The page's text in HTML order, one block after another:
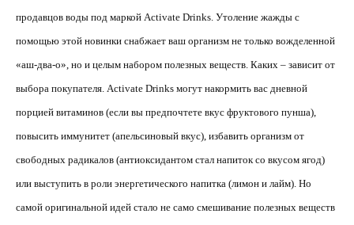
продавцов воды под маркой Activate Drinks. Утоление жажды с
помощью этой новинки снабжает ваш организм не только вожделенной
«аш-два-о», но и целым набором полезных веществ. Каких – зависит от
выбора покупателя. Activate Drinks могут накормить вас дневной
порцией витаминов (если вы предпочтете вкус фруктового пунша),
повысить иммунитет (апельсиновый вкус), избавить организм от
свободных радикалов (антиоксидантом стал напиток со вкусом ягод)
или выступить в роли энергетического напитка (лимон и лайм). Но
самой оригинальной идей стало не само смешивание полезных веществ